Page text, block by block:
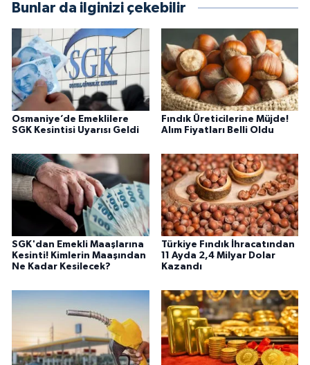
Bunlar da ilginizi çekebilir
Osmaniye’de Emeklilere
SGK Kesintisi Uyarısı Geldi
Fındık Üreticilerine Müjde!
Alım Fiyatları Belli Oldu
SGK'dan Emekli Maaşlarına
Kesinti! Kimlerin Maaşından
Ne Kadar Kesilecek?
Türkiye Fındık İhracatından
11 Ayda 2,4 Milyar Dolar
Kazandı